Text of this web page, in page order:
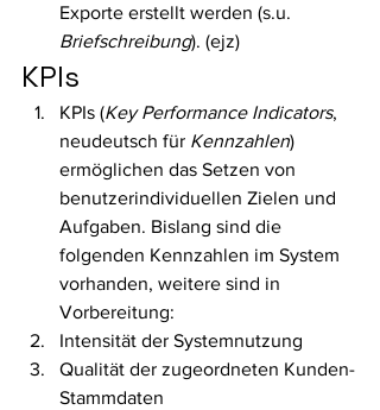
Exporte erstellt werden (s.u.
Briefschreibung). (ejz)
KPIs
KPIs (Key Performance Indicators,
neudeutsch für Kennzahlen)
ermöglichen das Setzen von
benutzerindividuellen Zielen und
Aufgaben. Bislang sind die
folgenden Kennzahlen im System
vorhanden, weitere sind in
Vorbereitung:
Intensität der Systemnutzung
Qualität der zugeordneten Kunden-
Stammdaten